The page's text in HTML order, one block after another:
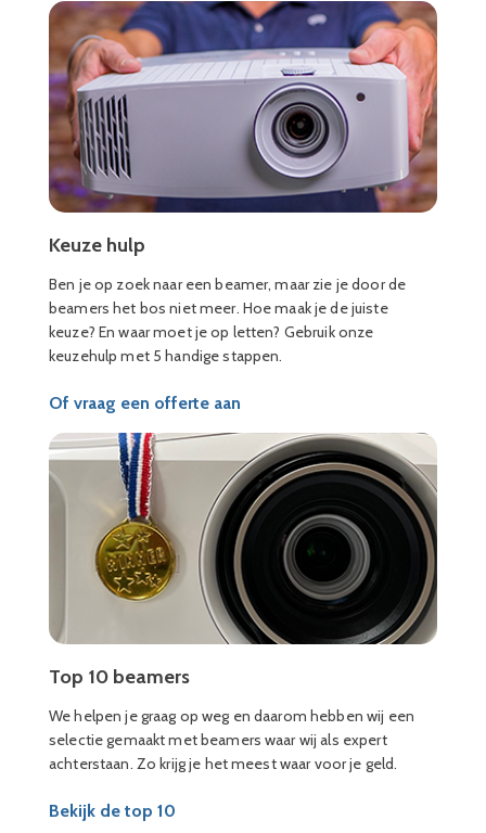
Keuze hulp
Ben je op zoek naar een beamer, maar zie je door de
beamers het bos niet meer. Hoe maak je de juiste
keuze? En waar moet je op letten? Gebruik onze
keuzehulp met 5 handige stappen.
Of vraag een offerte aan
Top 10 beamers
We helpen je graag op weg en daarom hebben wij een
selectie gemaakt met beamers waar wij als expert
achterstaan. Zo krijg je het meest waar voor je geld.
Bekijk de top 10